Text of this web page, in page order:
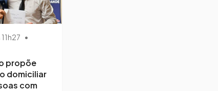
•
propõe
domiciliar
com